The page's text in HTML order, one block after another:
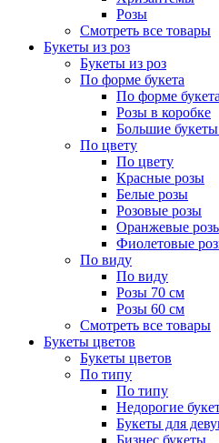
Розы
Смотреть все товары
Букеты из роз
Букеты из роз
По форме букета
По форме
Розы в коробке
Большие букеты
По цвету
По цвету
Красные розы
Белые розы
Розовые розы
Оранжевые
Фиолетовые
По виду
По виду
Розы 70 см
Розы 60 см
Смотреть все товары
Букеты цветов
Букеты цветов
По типу
По типу
Недорогие
Букеты для